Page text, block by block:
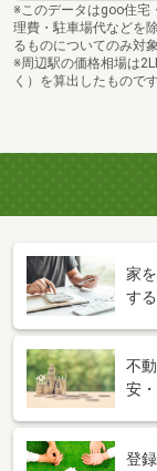
※このデータはgoo住宅
理費・駐車場代などを
るものについてのみ対
※周辺駅の価格相場は
く）を算出したものです
家
す
不
安
登